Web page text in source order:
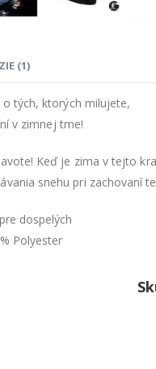
tých, ktorých milujete,
v zimnej tme!
Keď je zima v tejto
snehu pri zachovaní
dospelých
Polyester
(1)